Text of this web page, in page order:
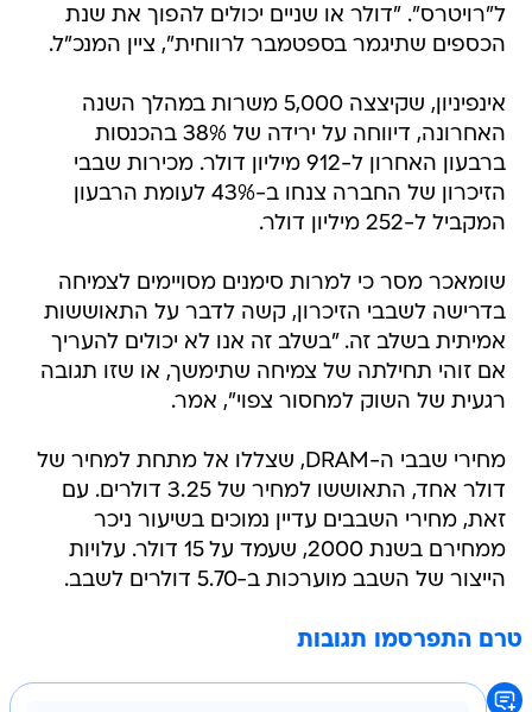
ל"רויטרס". "דולר או שניים יכולים להפוך את שנת
הכספים שתיגמר בספטמבר לרווחית", ציין המנכ"ל.
אינפיניון, שקיצצה 5,000 משרות במהלך השנה
האחרונה, דיווחה על ירידה של 38% בהכנסות
ברבעון האחרון ל-912 מיליון דולר. מכירות שבבי
הזיכרון של החברה צנחו ב-43% לעומת הרבעון
המקביל ל-252 מיליון דולר.
שומאכר מסר כי למרות סימנים מסויימים לצמיחה
בדרישה לשבבי הזיכרון, קשה לדבר על התאוששות
אמיתית בשלב זה. "בשלב זה אנו לא יכולים להעריך
אם זוהי תחילתה של צמיחה שתימשך, או שזו תגובה
רגעית של השוק למחסור צפוי", אמר.
מחירי שבבי ה-DRAM, שצללו אל מתחת למחיר של
דולר אחד, התאוששו למחיר של 3.25 דולרים. עם
זאת, מחירי השבבים עדיין נמוכים בשיעור ניכר
ממחירם בשנת 2000, שעמד על 15 דולר. עלויות
הייצור של השבב מוערכות ב-5.70 דולרים לשבב.
טרם התפרסמו תגובות